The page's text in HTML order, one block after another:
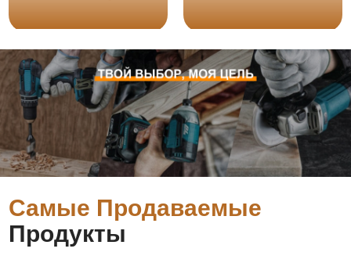
Самые Продаваемые
Продукты